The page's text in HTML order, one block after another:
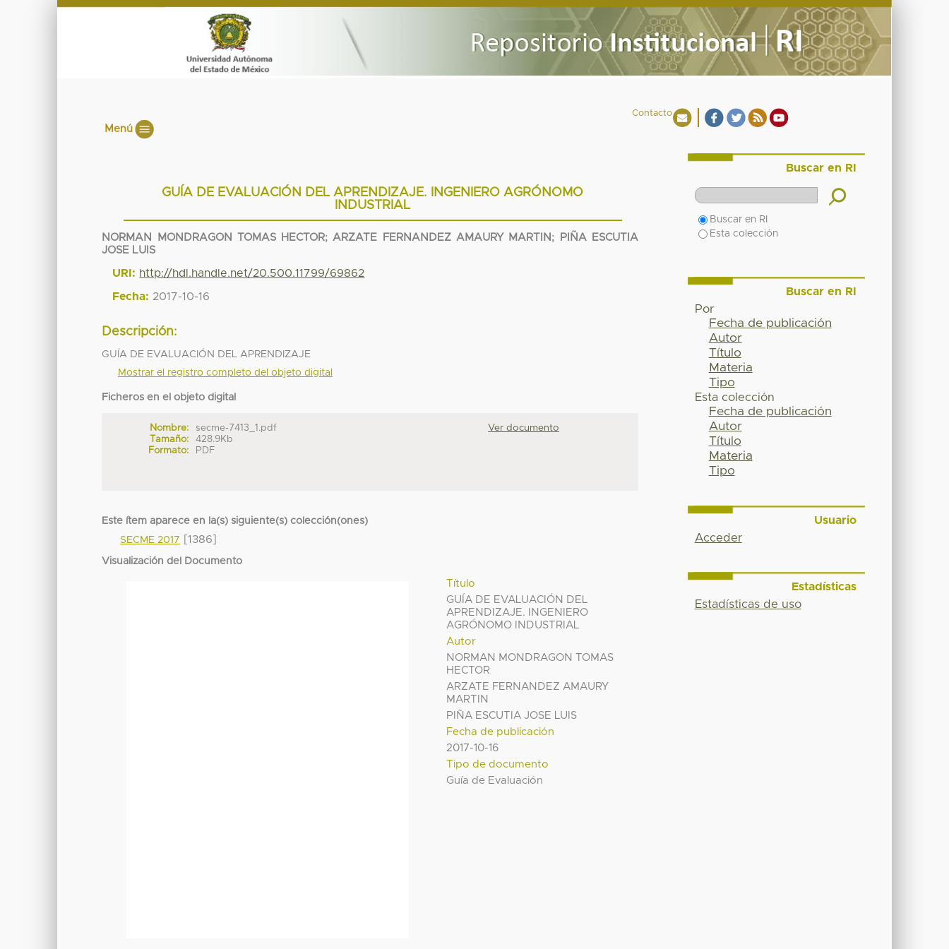
Contacto
Menú
GUÍA DE EVALUACIÓN DEL APRENDIZAJE. INGENIERO AGRÓNOMO
INDUSTRIAL
NORMAN MONDRAGON TOMAS HECTOR; ARZATE FERNANDEZ AMAURY MARTIN ;
PIÑA ESCUTIA
JOSE LUIS
URI: http://hdl.handle.net/20.500.11799/69862
Fecha: 2017-10-16
Descripción:
GUÍA DE EVALUACIÓN DEL APRENDIZAJE
Mostrar el registro completo del objeto digital
Ficheros en el objeto digital
Nombre:
secme-7413_1.pdf
Tamaño:
428.9Kb
Formato:
PDF
Ver documento
Este ítem aparece en la(s) siguiente(s) colección(ones)
SECME 2017
[1386]
Visualización del Documento
Título
GUÍA DE EVALUACIÓN DEL
APRENDIZAJE. INGENIERO
AGRÓNOMO INDUSTRIAL
Autor
NORMAN MONDRAGON TOMAS
HECTOR
ARZATE FERNANDEZ AMAURY
MARTIN
PIÑA ESCUTIA JOSE LUIS
Fecha de publicación
2017-10-16
Tipo de documento
Guía de Evaluación
Buscar en RI
Buscar en RI
Esta colección
Buscar en RI
Por
Fecha de publicación
Autor
Título
Materia
Tipo
Esta colección
Fecha de publicación
Autor
Título
Materia
Tipo
Usuario
Acceder
Estadísticas
Estadísticas de uso